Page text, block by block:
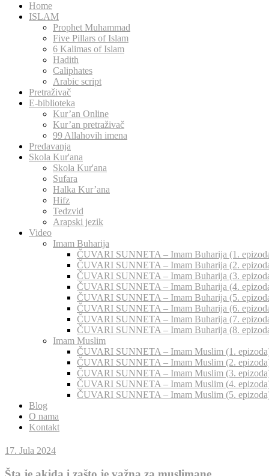
Home
ISLAM
Prophet Muhammad
Five Pillars of Islam
6 Kalimas of Islam
Hadith
Caliphates
Arabic script
Pretraživač
E-biblioteka
Kur’an Online
Kur’an pretraživač
99 Allahovih imena
Predavanja
Skola Kur'ana
Skola Kur'ana
Sufara
Halka Kur’ana
Hifz
Tedzvid
Arapski jezik
Video
Imam Buharija
ČUVARI SUNNETA – Imam Buharija (1.
ČUVARI SUNNETA – Imam Buharija (2.
ČUVARI SUNNETA – Imam Buharija (3.
ČUVARI SUNNETA – Imam Buharija (4.
ČUVARI SUNNETA – Imam Buharija (5.
ČUVARI SUNNETA – Imam Buharija (6.
ČUVARI SUNNETA – Imam Buharija (7.
ČUVARI SUNNETA – Imam Buharija (8.
Imam Muslim
ČUVARI SUNNETA – Imam Muslim (1.
ČUVARI SUNNETA – Imam Muslim (2.
ČUVARI SUNNETA – Imam Muslim (3.
ČUVARI SUNNETA – Imam Muslim (4.
ČUVARI SUNNETA – Imam Muslim (5.
Blog
O nama
Kontakt
17. Jula 2024